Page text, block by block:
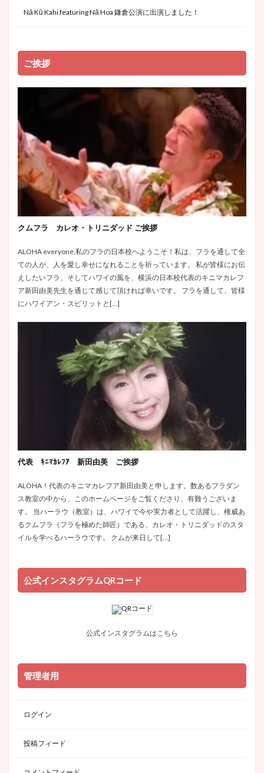
Nā Kū Kahi featuring Nā Hoa 鎌倉公演に出演しました！
ご挨拶
クムフラ カレオ・トリニダッド ご挨拶
ALOHA everyone,私のフラの日本校へようこそ！私は、フラを通して全
ての人が、人を愛し幸せになれることを祈っています。 私が皆様にお伝
えしたいフラ、そしてハワイの風を、横浜の日本校代表のキニマカレフ
ア新田由美先生を通じて感じて頂ければ幸いです。 フラを通して、皆様
にハワイアン・スピリットと[…]
代表 ｷﾆﾏｶﾚﾌｱ 新田由美 ご挨拶
ALOHA！代表のキニマカレフア新田由美と申します。数あるフラダン
ス教室の中から、このホームページをご覧くださり、有難うございま
す。 当ハーラウ（教室）は、ハワイで今や実力者として活躍し、権威あ
るクムフラ（フラを極めた師匠）である、カレオ・トリニダッドのスタ
イルを学べるハーラウです。 クムが来日して[…]
公式インスタグラムQRコード
公式インスタグラムはこちら
管理者用
ログイン
投稿フィード